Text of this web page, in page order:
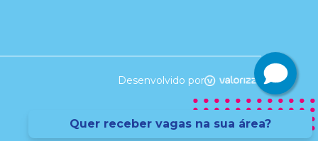
Quer receber vagas na sua área?
Desenvolvido por